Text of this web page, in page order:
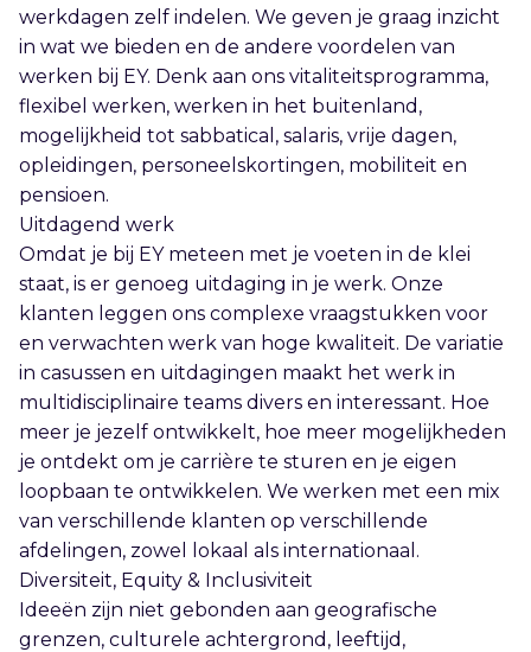
werkdagen zelf indelen. We geven je graag inzicht
in wat we bieden en de andere voordelen van
werken bij EY. Denk aan ons vitaliteitsprogramma,
flexibel werken, werken in het buitenland,
mogelijkheid tot sabbatical, salaris, vrije dagen,
opleidingen, personeelskortingen, mobiliteit en
pensioen.
Uitdagend werk
Omdat je bij EY meteen met je voeten in de klei
staat, is er genoeg uitdaging in je werk. Onze
klanten leggen ons complexe vraagstukken voor
en verwachten werk van hoge kwaliteit. De variatie
in casussen en uitdagingen maakt het werk in
multidisciplinaire teams divers en interessant. Hoe
meer je jezelf ontwikkelt, hoe meer mogelijkheden
je ontdekt om je carrière te sturen en je eigen
loopbaan te ontwikkelen. We werken met een mix
van verschillende klanten op verschillende
afdelingen, zowel lokaal als internationaal.
Diversiteit, Equity & Inclusiviteit
Ideeën zijn niet gebonden aan geografische
grenzen, culturele achtergrond, leeftijd,